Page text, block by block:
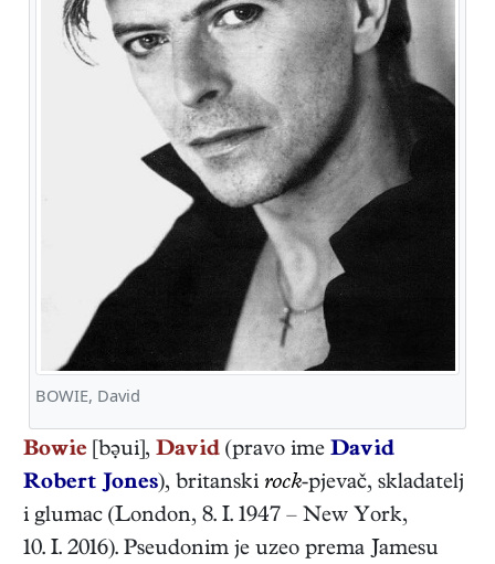
BOWIE, David
Bowie [bui], David (pravo ime David
Robert Jones), britanski rock-pjevač, skladatelj
i glumac (London, 8. I. 1947 – New York,
10. I. 2016). Pseudonim je uzeo prema Jamesu